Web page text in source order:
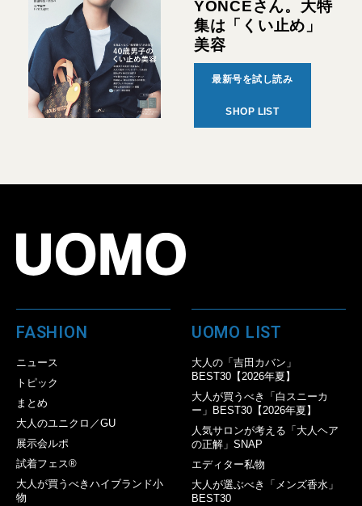
YONCEさん。大特
集は「くい止め」
美容
最新号を試し読み
SHOP LIST
FASHION
ニュース
トピック
まとめ
大人のユニクロ／GU
展示会ルポ
試着フェス®︎
大人が買うべきハイブランド小
物
UOMO LIST
大人の「吉田カバン」
BEST30【2026年夏】
大人が買うべき「白スニーカ
ー」BEST30【2026年夏】
人気サロンが考える「大人ヘア
の正解」SNAP
エディター私物
大人が選ぶべき「メンズ香水」
BEST30